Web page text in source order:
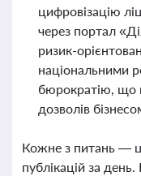
цифровізацію
через портал
ризик-
національними
бюрократію, що
дозволів
Кожне з питань —
публікацій за